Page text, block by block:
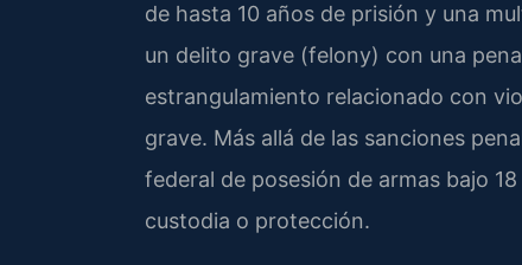
de hasta 10 años de prisión y una
un delito grave (felony) con una
estrangulamiento relacionado con
grave. Más allá de las sanciones
federal de posesión de armas bajo
custodia o protección.